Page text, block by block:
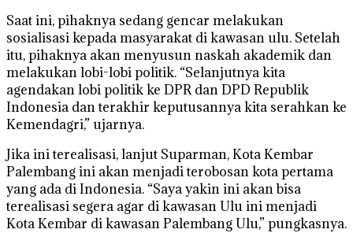
Saat ini, pihaknya sedang gencar melakukan
sosialisasi kepada masyarakat di kawasan ulu. Setelah
itu, pihaknya akan menyusun naskah akademik dan
melakukan lobi-lobi politik. “Selanjutnya kita
agendakan lobi politik ke DPR dan DPD Republik
Indonesia dan terakhir keputusannya kita serahkan ke
Kemendagri,” ujarnya.
Jika ini terealisasi, lanjut Suparman, Kota Kembar
Palembang ini akan menjadi terobosan kota pertama
yang ada di Indonesia. “Saya yakin ini akan bisa
terealisasi segera agar di kawasan Ulu ini menjadi
Kota Kembar di kawasan Palembang Ulu,” pungkasnya.